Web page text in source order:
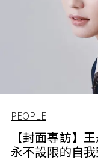
PEOPLE
【封面專訪】
永不設限的自